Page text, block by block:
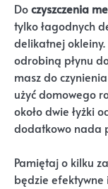
Doczyszczenia
tylko łagodnych
delikatnej
odrobiną płynu
masz do
użyć domowego
około dwie łyżki
dodatkowo nada
Pamiętaj o kilku
będzie efektywne